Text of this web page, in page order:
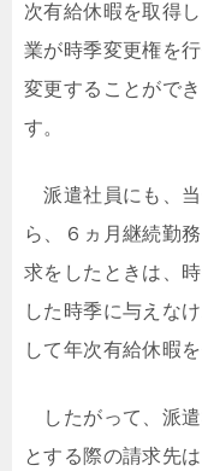
次有給休暇を取得
業が時季変更権を
変更することがで
す。
派遣社員にも、
ら、６ヵ月継続勤
求をしたときは、
した時季に与えな
して年次有給休暇
したがって、派遣
とする際の請求先